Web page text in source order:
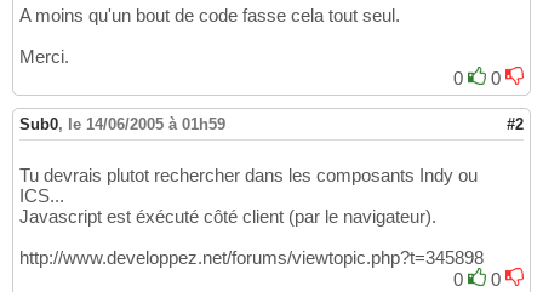
A moins qu'un bout de code fasse cela tout seul.
Merci.
0
0
Sub0, le 14/06/2005 à 01h59 #2
Tu devrais plutot rechercher dans les composants Indy ou
ICS...
Javascript est éxécuté côté client (par le navigateur).
http://www.developpez.net/forums/viewtopic.php?t=345898
0
0